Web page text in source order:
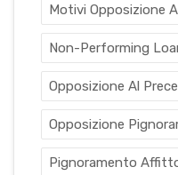
Motivi Opposizione
Non-Performing
Opposizione Al
Opposizione
Pignoramento